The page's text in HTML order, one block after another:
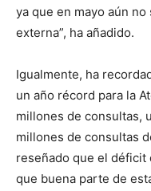
ya que en mayo aún
externa”, ha añadido.
Igualmente, ha
un año récord para la
millones de consultas,
millones de consultas
reseñado que el déficit
que buena parte de